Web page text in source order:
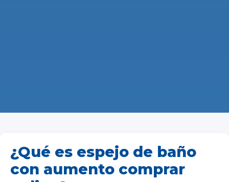
¿Qué es espejo de baño
con aumento comprar